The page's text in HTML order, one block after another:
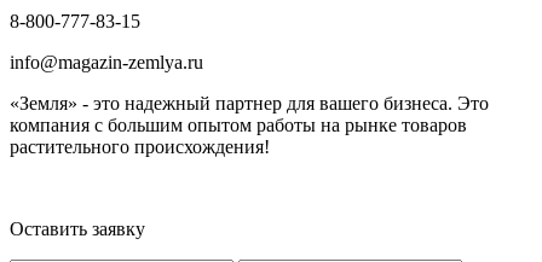
8-800-777-83-15
info@magazin-zemlya.ru
«Земля» - это надежный партнер для вашего бизнеса. Это
компания с большим опытом работы на рынке товаров
растительного происхождения!
Оставить заявку